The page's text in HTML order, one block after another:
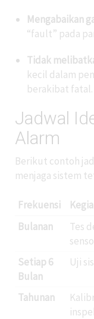
Mengabaikan
“fault” pada
Tidak
kecil dalam
berakibat fatal.
Jadwal
Alarm
Berikut contoh
menjaga sistem
Frekuensi
Bulanan
Tes
Setiap 6
Bulan
Uji
Tahunan